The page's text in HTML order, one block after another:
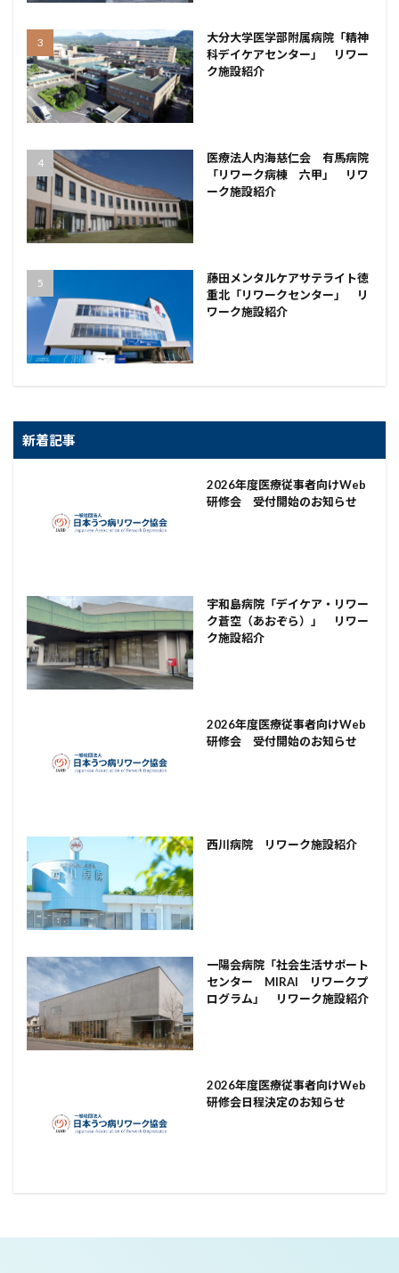
大分大学医学部附属病院「精神
科デイケアセンター」 リワー
ク施設紹介
医療法人内海慈仁会 有馬病院
「リワーク病棟 六甲」 リワ
ーク施設紹介
藤田メンタルケアサテライト徳
重北「リワークセンター」 リ
ワーク施設紹介
新着記事
2026年度医療従事者向けWeb
研修会 受付開始のお知らせ
宇和島病院「デイケア・リワー
ク蒼空（あおぞら）」 リワー
ク施設紹介
2026年度医療従事者向けWeb
研修会 受付開始のお知らせ
西川病院 リワーク施設紹介
一陽会病院「社会生活サポート
センター MIRAI リワークプ
ログラム」 リワーク施設紹介
2026年度医療従事者向けWeb
研修会日程決定のお知らせ